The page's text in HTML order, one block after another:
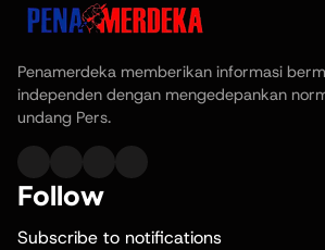
Penamerdeka memberikan informasi
independen dengan mengedepankan
undang Pers.
Follow
Subscribe to notifications